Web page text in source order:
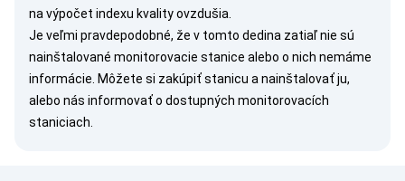
na výpočet indexu kvality ovzdušia.
Je veľmi pravdepodobné, že v tomto dedina zatiaľ nie sú
nainštalované monitorovacie stanice alebo o nich nemáme
informácie. Môžete si zakúpiť stanicu a nainštalovať ju,
alebo nás informovaťo dostupných monitorovacích
staniciach.